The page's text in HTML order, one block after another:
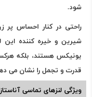
شود.
راحتی در کنار احساس پر
شیرین و خیره کننده این
یونیکس هستند، بلکه
قدرت و تجمل را نشان می
ویژگی لنزهای تماسی